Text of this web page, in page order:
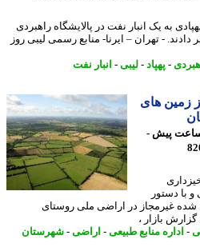
یک انبار نفت در پالایشگاه راهبردی
- تهران – ایرنا- منابع رسمی لیبی روز
-پهپاد -لیبی -انبار نفت
زمین های
پیش -
دستور
غیرمجاز در اراضی ملی روستای
بازار ،
منابع طبیعی-اراضی -شهرستان